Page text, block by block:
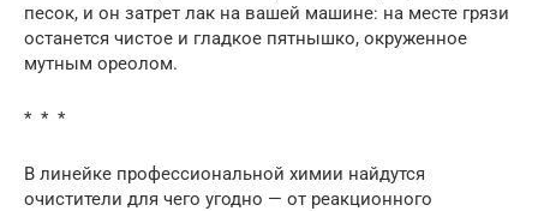
песок, и он затрет лак на вашей машине: на месте грязи
останется чистое и гладкое пятнышко, окруженное
мутным ореолом.
* * *
В линейке профессиональной химии найдутся
очистители для чего угодно — от реакционного